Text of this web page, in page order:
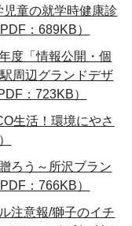
童の就学時健康診
：689KB）
度「情報公開・個
周辺グランドデザ
：723KB）
生活！環境にやさ
ろう～所沢ブラン
：766KB）
注意報/獅子のイチ